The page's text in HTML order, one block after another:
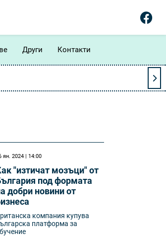
Други Контакти
ян. 2024 | 14:00
"изтичат мозъци" от
под формата
добри новини от
компания купува
платформа за